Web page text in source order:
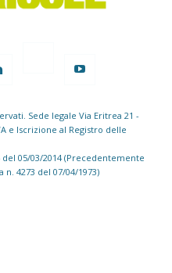
Sede legale Via Eritrea 21 -
e Iscrizione al Registro delle
05/03/2014 (Precedentemente
4273 del 07/04/1973)